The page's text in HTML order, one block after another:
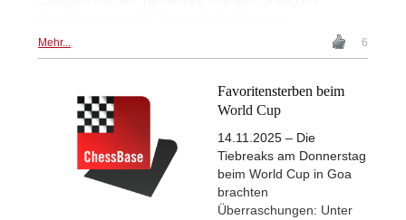
Mehr... 6
Favoritensterben beim
World Cup
14.11.2025 – Die
Tiebreaks am Donnerstag
beim World Cup in Goa
brachten
Überraschungen: Unter